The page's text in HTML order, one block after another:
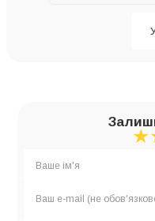
★
★
★
★
★